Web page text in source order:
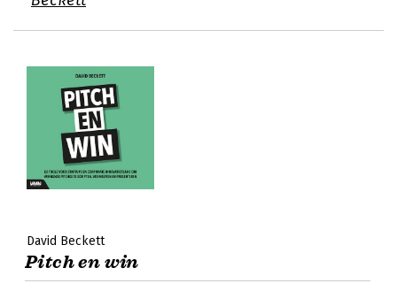
David Beckett
Pitch en win